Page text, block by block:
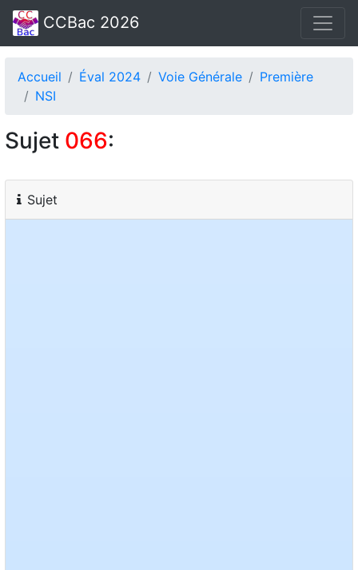
CCBac 2026
Accueil Éval 2024 Voie Générale
Première
NSI
Sujet 066:
Sujet